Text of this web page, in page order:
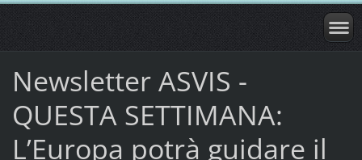
Newsletter ASVIS -
QUESTA SETTIMANA:
L’Europa potrà guidare il